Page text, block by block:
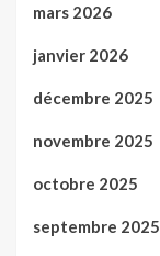
mars 2026
janvier 2026
décembre 2025
novembre 2025
octobre 2025
septembre 2025